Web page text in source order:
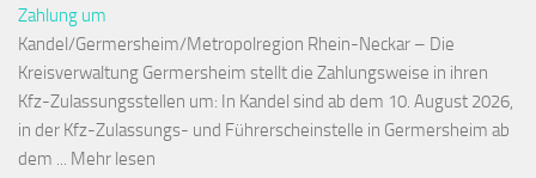
Zahlung um
Kandel/Germersheim/Metropolregion Rhein-Neckar – Die
Kreisverwaltung Germersheim stellt die Zahlungsweise in ihren
Kfz-Zulassungsstellen um: In Kandel sind ab dem 10. August 2026,
in der Kfz-Zulassungs- und Führerscheinstelle in Germersheim ab
dem ... Mehr lesen